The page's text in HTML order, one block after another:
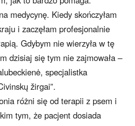
medycynę. Kiedy skończyłam
i zaczęłam profesjonalnie
Gdybym nie wierzyła w tę
dzisiaj się tym nie zajmowała –
specjalistka
žirgai”.
różni się od terapii z psem i
tym, że pacjent dosiada